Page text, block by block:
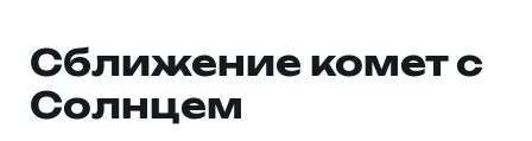
Сближение комет с
Солнцем